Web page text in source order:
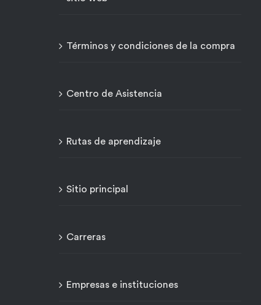
Términos y condiciones de la compra
Centro de Asistencia
Rutas de aprendizaje
Sitio principal
Carreras
Empresas e instituciones